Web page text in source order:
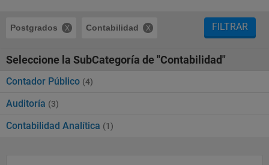
Postgrados Contabilidad FILTRAR
Seleccione la SubCategoría de "Contabilidad"
Contador Público (4)
Auditoría (3)
Contabilidad Analítica (1)